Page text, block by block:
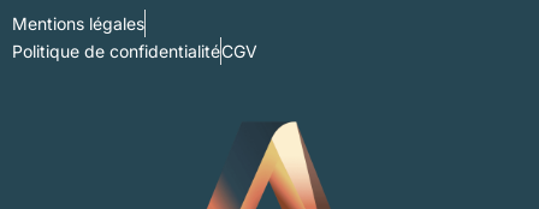
Mentions légales
Politique de confidentialitéCGV